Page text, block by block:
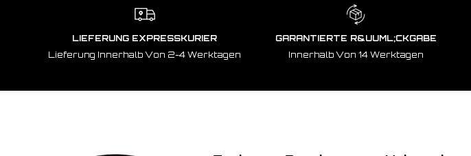
LIEFERUNG EXPRESSKURIER
Lieferung Innerhalb Von 2-4 Werktagen
GARANTIERTE R&UUML;CKGABE
Innerhalb Von 14 Werktagen